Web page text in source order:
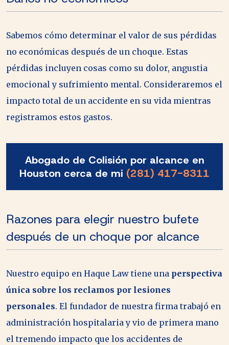
Sabemos cómo determinar el valor de sus pérdidas
no económicas después de un choque. Estas
pérdidas incluyen cosas como su dolor, angustia
emocional y sufrimiento mental. Consideraremos el
impacto total de un accidente en su vida mientras
registramos estos gastos.
Abogado de Colisión por alcance en
Houston cerca de mi (281) 417-8311
Razones para elegir nuestro bufete
después de un choque por alcance
Nuestro equipo en Haque Law tiene una perspectiva
única sobre los reclamos por lesiones
personales. El fundador de nuestra firma trabajó en
administración hospitalaria y vio de primera mano
el tremendo impacto que los accidentes de